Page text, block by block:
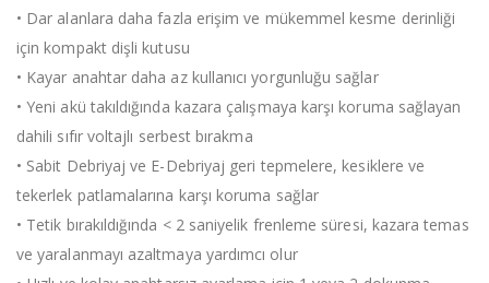
• Dar alanlara daha fazla erişim ve mükemmel kesme derinliği
için kompakt dişli kutusu
• Kayar anahtar daha az kullanıcı yorgunluğu sağlar
• Yeni akü takıldığında kazara çalışmaya karşı koruma sağlayan
dahili sıfır voltajlı serbest bırakma
• Sabit Debriyaj ve E-Debriyaj geri tepmelere, kesiklere ve
tekerlek patlamalarına karşı koruma sağlar
• Tetik bırakıldığında < 2 saniyelik frenleme süresi, kazara temas
ve yaralanmayı azaltmaya yardımcı olur